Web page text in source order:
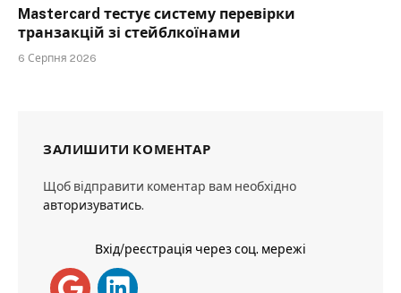
Mastercard тестує систему перевірки
транзакцій зі стейблкоїнами
6 Серпня 2026
ЗАЛИШИТИ КОМЕНТАР
Щоб відправити коментар вам необхідно
авторизуватись.
Вхід/реєстрація через соц. мережі